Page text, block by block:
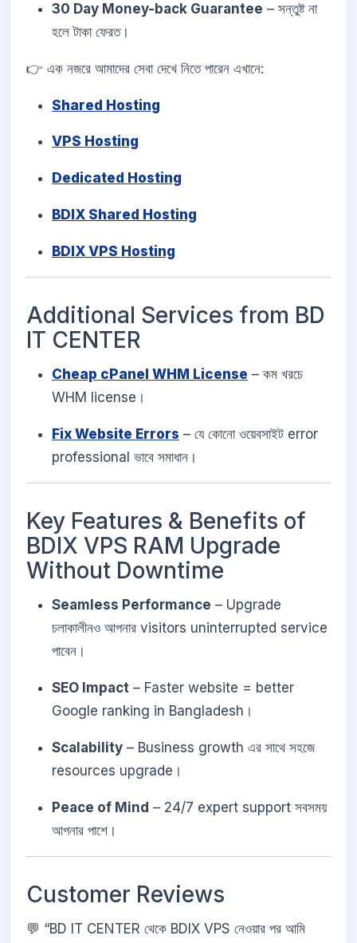
30 Day Money-back Guarantee – সন্তুষ্ট না
হলে টাকা ফেরত।
👉 এক নজরে আমাদের সেবা দেখে নিতে পারেন এখানে:
Shared Hosting
VPS Hosting
Dedicated Hosting
BDIX Shared Hosting
BDIX VPS Hosting
Additional Services from BD
IT CENTER
Cheap cPanel WHM License – কম খরচে
WHM license।
Fix Website Errors – যে কোনো ওয়েবসাইট error
professional ভাবে সমাধান।
Key Features & Benefits of
BDIX VPS RAM Upgrade
Without Downtime
Seamless Performance – Upgrade
চলাকালীনও আপনার visitors uninterrupted service
পাবেন।
SEO Impact – Faster website = better
Google ranking in Bangladesh।
Scalability – Business growth এর সাথে সহজে
resources upgrade।
Peace of Mind – 24/7 expert support সবসময়
আপনার পাশে।
Customer Reviews
💬 “BD IT CENTER থেকে BDIX VPS নেওয়ার পর আমি